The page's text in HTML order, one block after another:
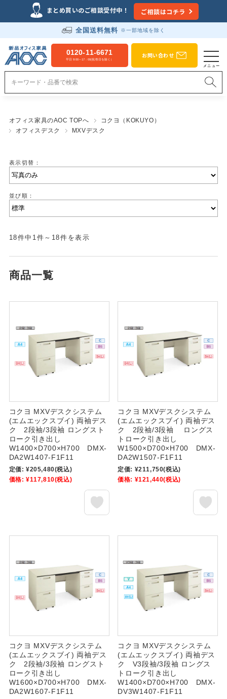
まとめ買いのご相談受付中！ ご相談はコチラ
全国送料無料 ※一部地域を除く
0120-11-6671
平日 9:00～17：00(祝祭日を除く）
お問い合わせ
オフィス家具のAOC TOPへ
コクヨ（KOKUYO）
オフィスデスク
MXVデスク
表示切替：
並び順：
18件中1件～18件を表示
商品一覧
コクヨ MXVデスクシステム
(エムエックスブイ) 両袖デス
ク 2段袖/3段袖 ロングスト
ローク引き出し
W1400×D700×H700 DMX-
DA2W1407-F1F11
定価: ¥205,480(税込)
価格: ¥117,810(税込)
コクヨ MXVデスクシステム
(エムエックスブイ) 両袖デス
ク 2段袖/3段袖 ロングス
トローク引き出し
W1500×D700×H700 DMX-
DA2W1507-F1F11
定価: ¥211,750(税込)
価格: ¥121,440(税込)
コクヨ MXVデスクシステム
(エムエックスブイ) 両袖デス
ク 2段袖/3段袖 ロングスト
ローク引き出し
W1600×D700×H700 DMX-
DA2W1607-F1F11
コクヨ MXVデスクシステム
(エムエックスブイ) 両袖デス
ク V3段袖/3段袖 ロングス
トローク引き出し
W1400×D700×H700 DMX-
DV3W1407-F1F11